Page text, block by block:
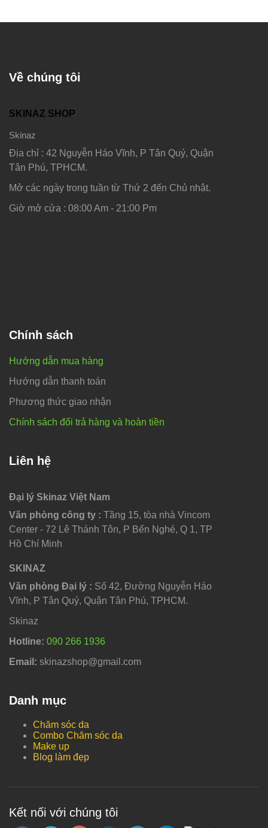
Về chúng tôi
SKINAZ SHOP
Skinaz
Địa chỉ : 42 Nguyễn Háo Vĩnh, P Tân Quý, Quận
Tân Phú, TPHCM.
Mở các ngày trong tuần từ Thứ 2 đến Chủ nhật.
Giờ mở cửa : 08:00 Am - 21:00 Pm
Chính sách
Hướng dẫn mua hàng
Hướng dẫn thanh toán
Phương thức giao nhận
Chính sách đổi trả hàng và hoàn tiền
Liên hệ
Đại lý Skinaz Việt Nam
Văn phòng công ty : Tầng 15, tòa nhà Vincom
Center - 72 Lê Thánh Tôn, P Bến Nghé, Q 1, TP
Hồ Chí Minh
SKINAZ
Văn phòng Đại lý : Số 42, Đường Nguyễn Háo
Vĩnh, P Tân Quý, Quận Tân Phú, TPHCM.
Skinaz
Hotline: 090 266 1936
Email: skinazshop@gmail.com
Danh mục
Chăm sóc da
Combo Chăm sóc da
Make up
Blog làm đẹp
Kết nối với chúng tôi